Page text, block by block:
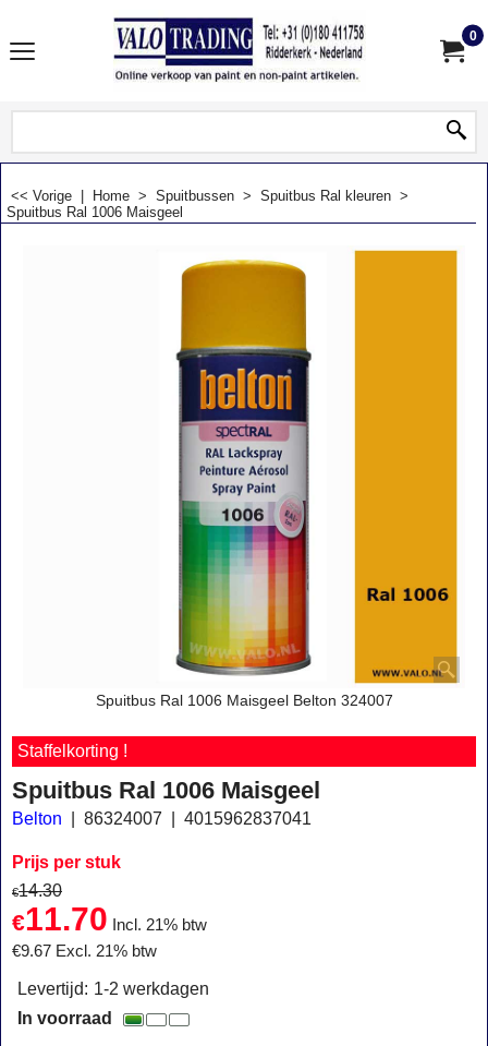
0
<< Vorige Home > Spuitbussen > Spuitbus Ral kleuren >
Spuitbus Ral 1006 Maisgeel
Spuitbus Ral 1006 Maisgeel Belton 324007
Staffelkorting !
Spuitbus Ral 1006 Maisgeel
Belton 86324007 4015962837041
Prijs per stuk
€14.30
€11.70
Incl. 21% btw
€9.67 Excl. 21% btw
Levertijd: 1-2 werkdagen
In voorraad